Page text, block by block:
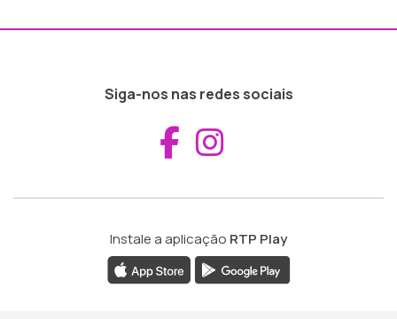
Siga-nos nas redes sociais
Aceder ao
Instale a aplicação RTP Play